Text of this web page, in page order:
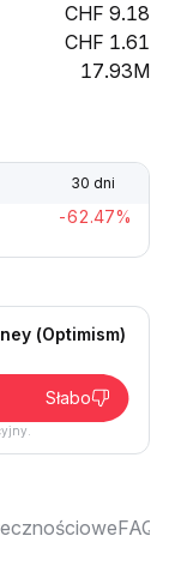
9.18
1.61
17.93M
30 dni
-62.47%
(Optimism)
Słabo
FAQ